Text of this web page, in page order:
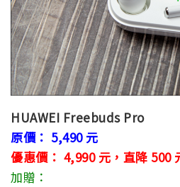
HUAWEI Freebuds Pro
原價： 5,490 元
優惠價： 4,990 元，直降 500
加贈：